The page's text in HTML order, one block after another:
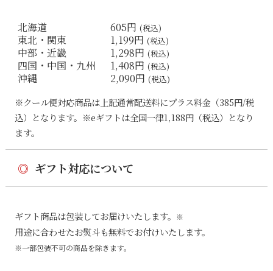
北海道 605円 (税込)
東北・関東 1,199円 (税込)
中部・近畿 1,298円 (税込)
四国・中国・九州 1,408円 (税込)
沖縄 2,090円 (税込)
※クール便対応商品は上記通常配送料にプラス料金（385円/税
込）となります。※eギフトは全国一律1,188円（税込）となり
ます。
◎ ギフト対応について
ギフト商品は包装してお届けいたします。 ※
用途に合わせたお熨斗も無料でお付けいたします。
※一部包装不可の商品を除きます。